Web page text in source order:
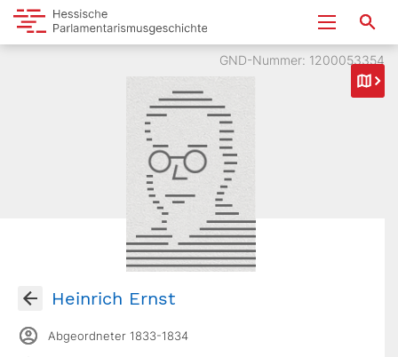
GND-Nummer: 1200053354
Heinrich Ernst
Abgeordneter 1833-1834